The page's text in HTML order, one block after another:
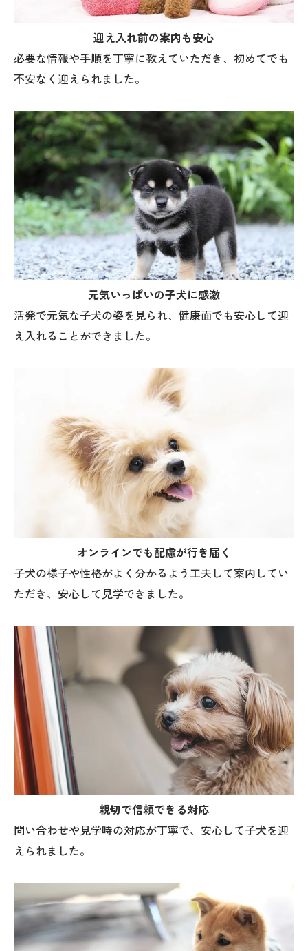
迎え入れ前の案内も安心
必要な情報や手順を丁寧に教えていただき、初めてでも
不安なく迎えられました。
元気いっぱいの子犬に感激
活発で元気な子犬の姿を見られ、健康面でも安心して迎
え入れることができました。
オンラインでも配慮が行き届く
子犬の様子や性格がよく分かるよう工夫して案内してい
ただき、安心して見学できました。
親切で信頼できる対応
問い合わせや見学時の対応が丁寧で、安心して子犬を迎
えられました。
お問い合わせはこちら